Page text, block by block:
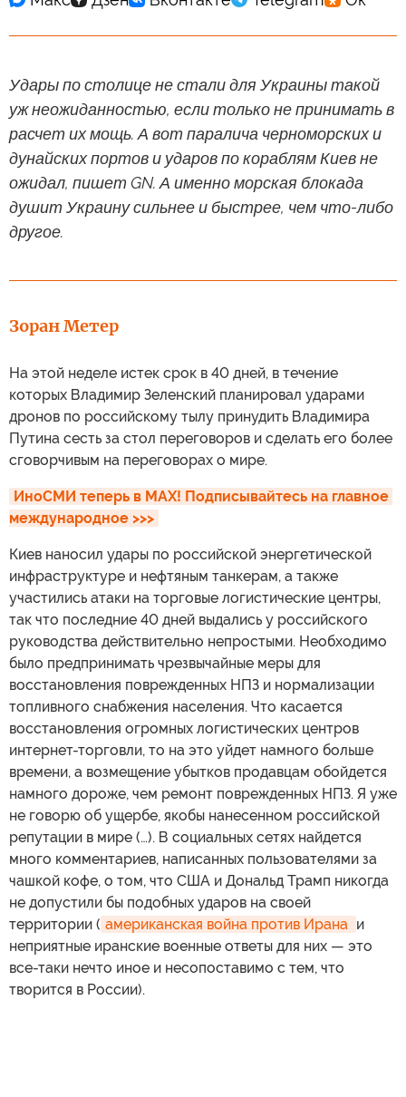
Удары по столице не стали для Украины такой
уж неожиданностью, если только не принимать в
расчет их мощь. А вот паралича черноморских и
дунайских портов и ударов по кораблям Киев не
ожидал, пишет GN. А именно морская блокада
душит Украину сильнее и быстрее, чем что-либо
другое.
Зоран Метер
На этой неделе истек срок в 40 дней, в течение
которых Владимир Зеленский планировал ударами
дронов по российскому тылу принудить Владимира
Путина сесть за стол переговоров и сделать его более
сговорчивым на переговорах о мире.
ИноСМИ теперь в MAX! Подписывайтесь на главное
международное >>>
Киев наносил удары по российской энергетической
инфраструктуре и нефтяным танкерам, а также
участились атаки на торговые логистические центры,
так что последние 40 дней выдались у российского
руководства действительно непростыми. Необходимо
было предпринимать чрезвычайные меры для
восстановления поврежденных НПЗ и нормализации
топливного снабжения населения. Что касается
восстановления огромных логистических центров
интернет-торговли, то на это уйдет намного больше
времени, а возмещение убытков продавцам обойдется
намного дороже, чем ремонт поврежденных НПЗ. Я уже
не говорю об ущербе, якобы нанесенном российской
репутации в мире (…). В социальных сетях найдется
много комментариев, написанных пользователями за
чашкой кофе, о том, что США и Дональд Трамп никогда
не допустили бы подобных ударов на своей
территории ( американская война против Ирана и
неприятные иранские военные ответы для них — это
все-таки нечто иное и несопоставимо с тем, что
творится в России).